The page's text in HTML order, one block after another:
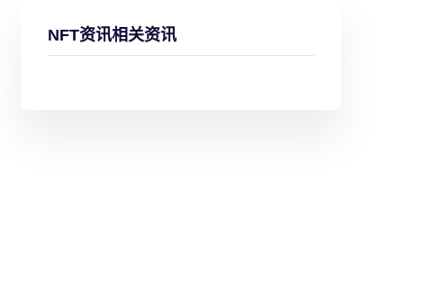
NFT资讯相关资讯